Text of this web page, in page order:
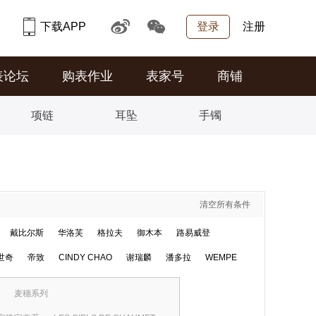
登录 注册
下载APP
论坛 购表作业 表家号 商铺
项链 耳坠 手镯
清空所有条件
戴比尔斯 华洛芙 格拉夫 御木本 路易威登
奇 帝致 CINDY CHAO 谢瑞麟 潘多拉 WEMPE
麦穗系列